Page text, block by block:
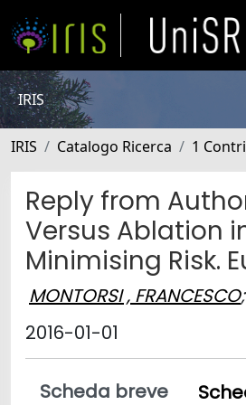
IRIS
IRIS Catalogo Ricerca 1
Reply from
Versus Ablation
Minimising Risk.
MONTORSI , FRANCESCO;
2016-01-01
Scheda breve